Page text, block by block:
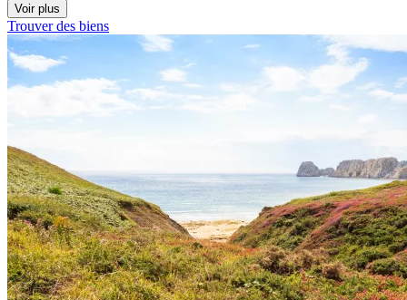
Voir plus
Trouver des biens